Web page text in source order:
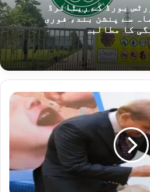
بورڈ کے ریٹائرڈ
سے پنشن بند، فوری
کا مطالبہ